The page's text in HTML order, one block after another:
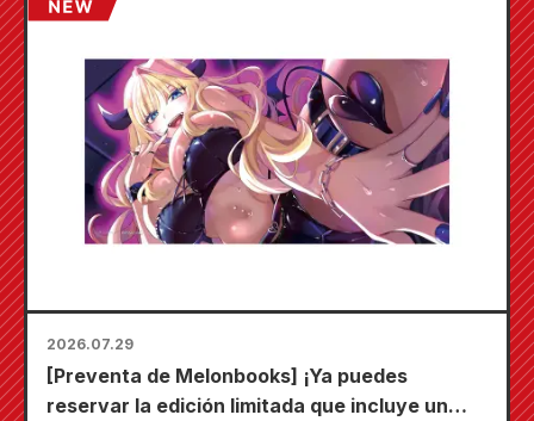
2026.07.29
[Preventa de Melonbooks] ¡Ya puedes
reservar la edición limitada que incluye un